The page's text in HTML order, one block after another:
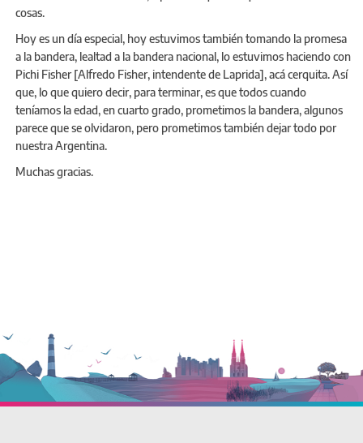
cosas.
Hoy es un día especial, hoy estuvimos también tomando la promesa
a la bandera, lealtad a la bandera nacional, lo estuvimos haciendo con
Pichi Fisher [Alfredo Fisher, intendente de Laprida], acá cerquita. Así
que, lo que quiero decir, para terminar, es que todos cuando
teníamos la edad, en cuarto grado, prometimos la bandera, algunos
parece que se olvidaron, pero prometimos también dejar todo por
nuestra Argentina.
Muchas gracias.